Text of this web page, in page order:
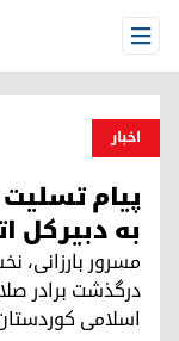
Open Menu
اخبار
پیام
به دبیرکل
مسرور بارزانی،
درگذشت برادر
اسلامی